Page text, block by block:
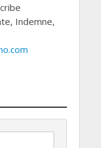
Indemne,